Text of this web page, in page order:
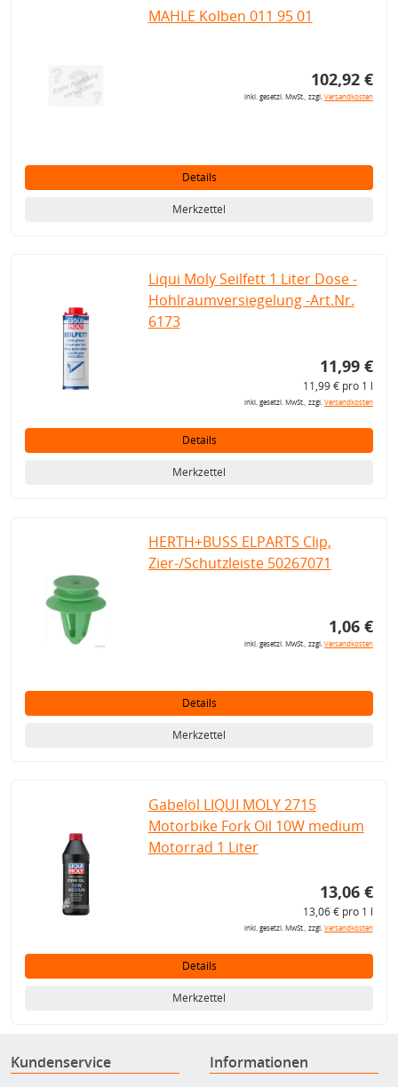
MAHLE Kolben 011 95 01
102,92 €
inkl. gesetzl. MwSt., zzgl.Versandkosten
Details
Merkzettel
Liqui Moly Seilfett 1 Liter Dose -
Hohlraumversiegelung -Art.Nr.
6173
11,99 €
11,99 € pro 1 l
inkl. gesetzl. MwSt., zzgl.Versandkosten
Details
Merkzettel
HERTH+BUSS ELPARTS Clip,
Zier-/Schutzleiste 50267071
1,06 €
inkl. gesetzl. MwSt., zzgl.Versandkosten
Details
Merkzettel
Gabelöl LIQUI MOLY 2715
Motorbike Fork Oil 10W medium
Motorrad 1 Liter
13,06 €
13,06 € pro 1 l
inkl. gesetzl. MwSt., zzgl.Versandkosten
Details
Merkzettel
Kundenservice Informationen